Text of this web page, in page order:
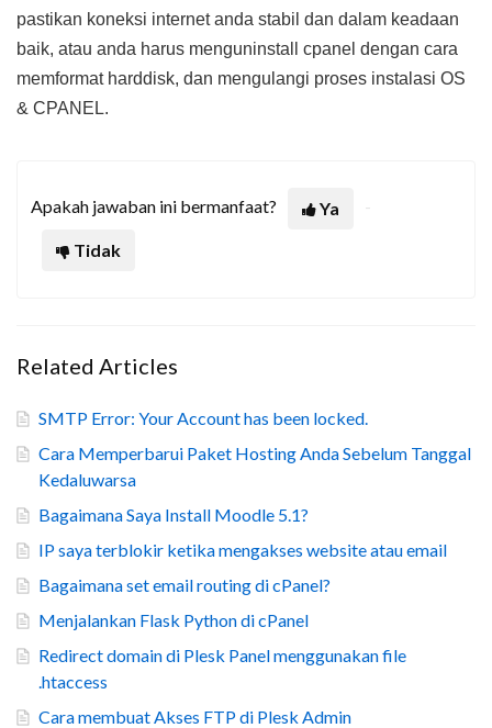
pastikan koneksi internet anda stabil dan dalam keadaan
baik, atau anda harus menguninstall cpanel dengan cara
memformat harddisk, dan mengulangi proses instalasi OS
& CPANEL.
Apakah jawaban ini bermanfaat?
Ya
Tidak
Related Articles
SMTP Error: Your Account has been locked.
Cara Memperbarui Paket Hosting Anda Sebelum Tanggal
Kedaluwarsa
Bagaimana Saya Install Moodle 5.1?
IP saya terblokir ketika mengakses website atau email
Bagaimana set email routing di cPanel?
Menjalankan Flask Python di cPanel
Redirect domain di Plesk Panel menggunakan file
.htaccess
Cara membuat Akses FTP di Plesk Admin